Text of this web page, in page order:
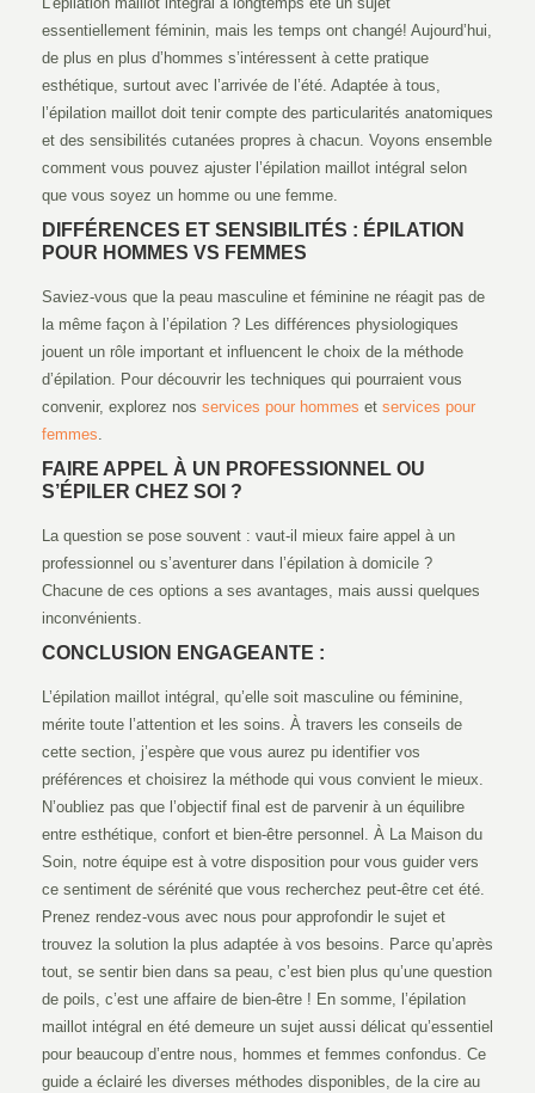
essentiellement féminin, mais les temps ont changé! Aujourd’hui,
de plus en plus d’hommes s’intéressent à cette pratique
esthétique, surtout avec l’arrivée de l’été. Adaptée à tous,
l’épilation maillot doit tenir compte des particularités anatomiques
et des sensibilités cutanées propres à chacun. Voyons ensemble
comment vous pouvez ajuster l’épilation maillot intégral selon
que vous soyez un homme ou une femme.
DIFFÉRENCES ET SENSIBILITÉS : ÉPILATION
POUR HOMMES VS FEMMES
Saviez-vous que la peau masculine et féminine ne réagit pas de
la même façon à l’épilation ? Les différences physiologiques
jouent un rôle important et influencent le choix de la méthode
d’épilation. Pour découvrir les techniques qui pourraient vous
convenir, explorez nos services pour hommes et services pour
femmes.
FAIRE APPEL À UN PROFESSIONNEL OU
S’ÉPILER CHEZ SOI ?
La question se pose souvent : vaut-il mieux faire appel à un
professionnel ou s’aventurer dans l’épilation à domicile ?
Chacune de ces options a ses avantages, mais aussi quelques
inconvénients.
CONCLUSION ENGAGEANTE :
L’épilation maillot intégral, qu’elle soit masculine ou féminine,
mérite toute l’attention et les soins. À travers les conseils de
cette section, j’espère que vous aurez pu identifier vos
préférences et choisirez la méthode qui vous convient le mieux.
N’oubliez pas que l’objectif final est de parvenir à un équilibre
entre esthétique, confort et bien-être personnel. À La Maison du
Soin, notre équipe est à votre disposition pour vous guider vers
ce sentiment de sérénité que vous recherchez peut-être cet été.
Prenez rendez-vous avec nous pour approfondir le sujet et
trouvez la solution la plus adaptée à vos besoins. Parce qu’après
tout, se sentir bien dans sa peau, c’est bien plus qu’une question
de poils, c’est une affaire de bien-être ! En somme, l’épilation
maillot intégral en été demeure un sujet aussi délicat qu’essentiel
pour beaucoup d’entre nous, hommes et femmes confondus. Ce
guide a éclairé les diverses méthodes disponibles, de la cire au